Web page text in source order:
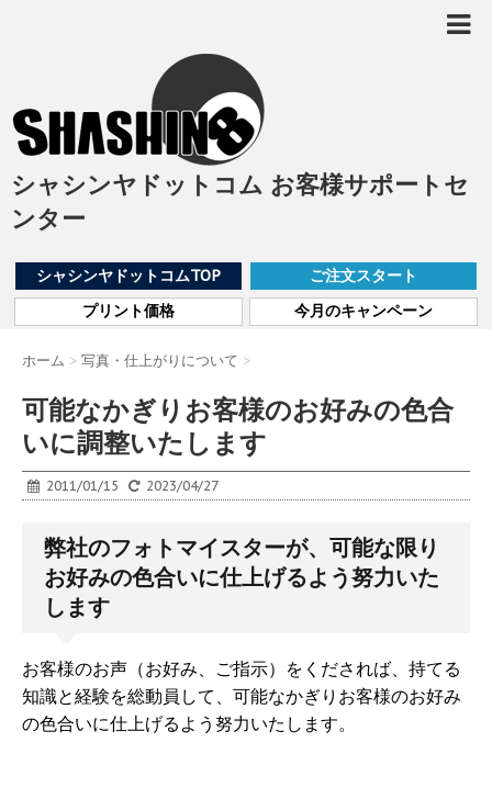
シャシンヤドットコム お客様サポートセ
ンター
シャシンヤドットコムTOP ご注文スタート
プリント価格 今月のキャンペーン
ホーム > 写真・仕上がりについて >
可能なかぎりお客様のお好みの色合
いに調整いたします
2011/01/15 2023/04/27
弊社のフォトマイスターが、可能な限り
お好みの色合いに仕上げるよう努力いた
します
お客様のお声（お好み、ご指示）をくだされば、持てる
知識と経験を総動員して、可能なかぎりお客様のお好み
の色合いに仕上げるよう努力いたします。